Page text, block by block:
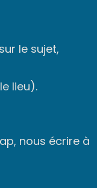
le sujet,
lieu).
nous écrire à